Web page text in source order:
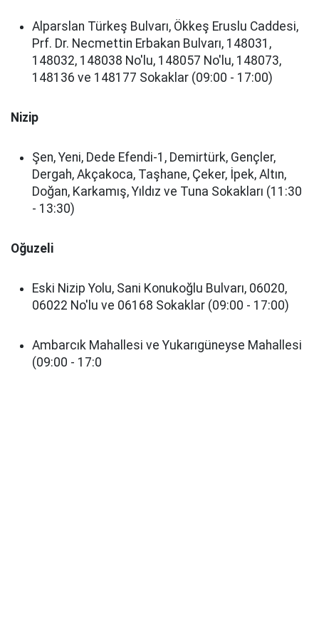
Alparslan Türkeş Bulvarı, Ökkeş Eruslu Caddesi,
Prf. Dr. Necmettin Erbakan Bulvarı, 148031,
148032, 148038 No'lu, 148057 No'lu, 148073,
148136 ve 148177 Sokaklar (09:00 - 17:00)
Nizip
Şen, Yeni, Dede Efendi-1, Demirtürk, Gençler,
Dergah, Akçakoca, Taşhane, Çeker, İpek, Altın,
Doğan, Karkamış, Yıldız ve Tuna Sokakları (11:30
- 13:30)
Oğuzeli
Eski Nizip Yolu, Sani Konukoğlu Bulvarı, 06020,
06022 No'lu ve 06168 Sokaklar (09:00 - 17:00)
Ambarcık Mahallesi ve Yukarıgüneyse Mahallesi
(09:00 - 17:0